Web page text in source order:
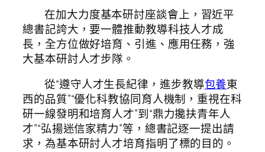
在加大力度基本研討座談會上，習近平
總書記誇大，要一體推動教導科技人才成
長，全方位做好培育、引進、應用任務，強
大基本研討人才步隊。
從“遵守人才生長紀律，進步教導包養東
西的品質”“優化科教協同育人機制，重視在科
研一線發明和培育人才”到“鼎力攙扶青年人
才”“弘揚迷信家精力”等，總書記逐一提出請
求，為基本研討人才培育指明了標的目的。